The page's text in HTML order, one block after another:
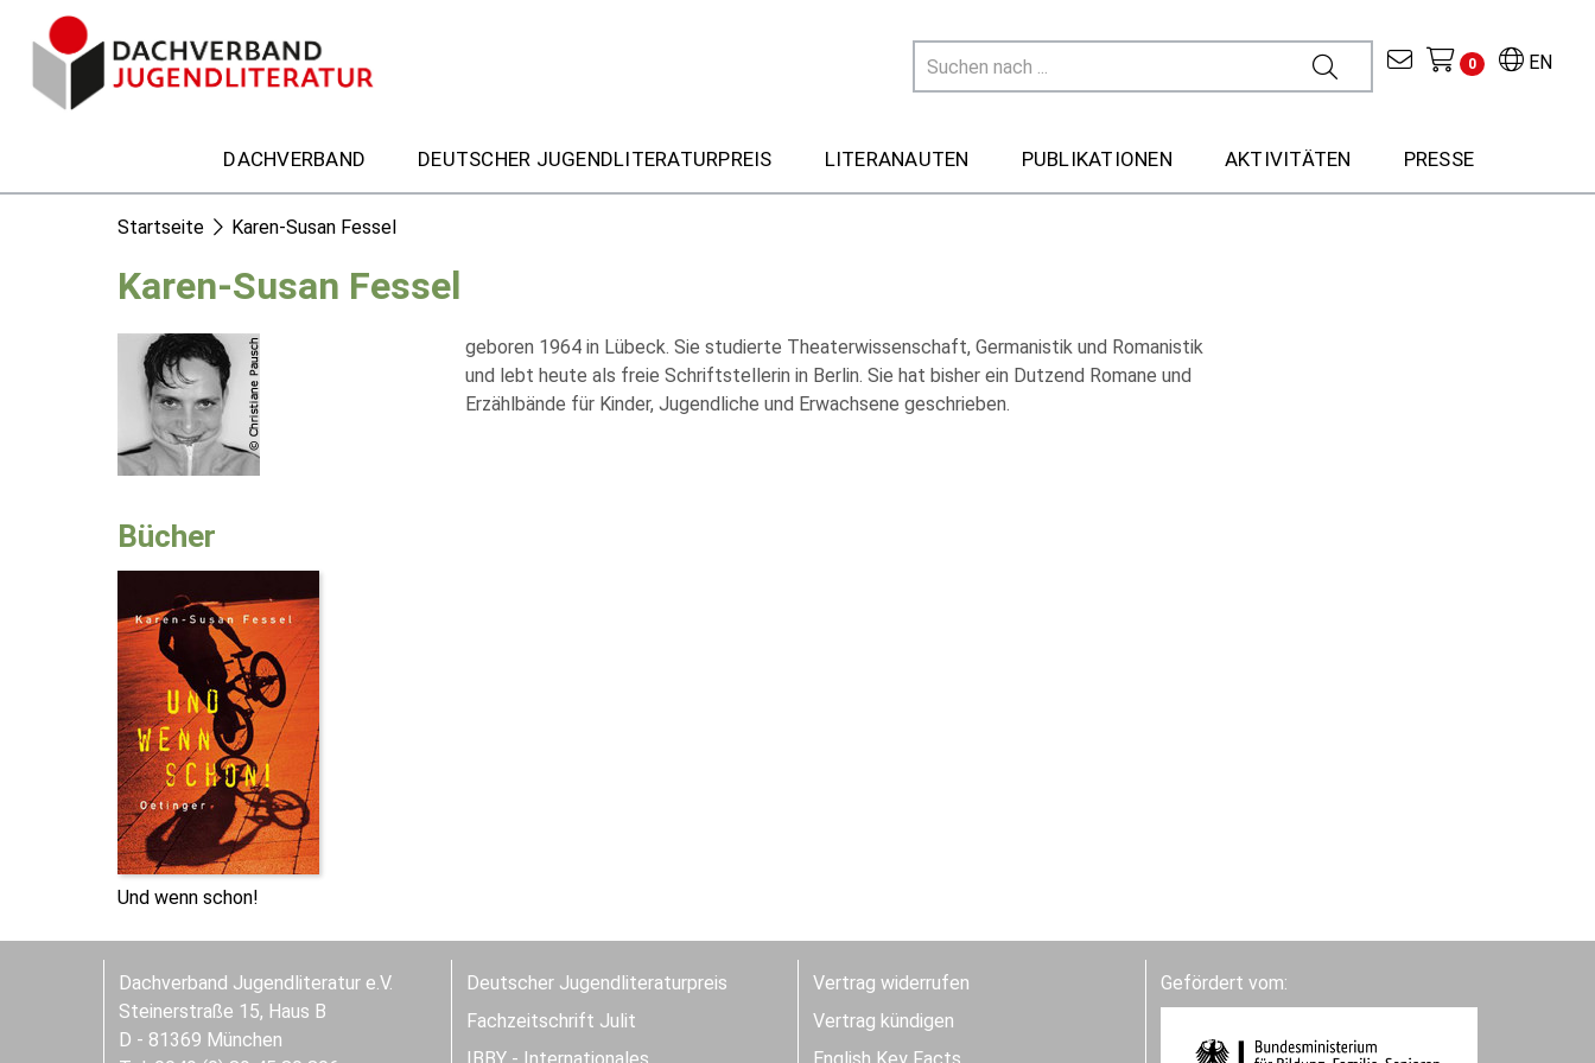
EN
0
DACHVERBAND DEUTSCHER JUGENDLITERATURPREIS LITERANAUTEN PUBLIKATIONEN AKTIVITÄTEN PRESSE
Startseite Karen-Susan Fessel
Karen-Susan Fessel
geboren 1964 in Lübeck. Sie studierte Theaterwissenschaft, Germanistik und Romanistik
und lebt heute als freie Schriftstellerin in Berlin. Sie hat bisher ein Dutzend Romane und
Erzählbände für Kinder, Jugendliche und Erwachsene geschrieben.
Bücher
Und wenn schon!
Dachverband Jugendliteratur e.V.
Steinerstraße 15, Haus B
D - 81369 München
Deutscher Jugendliteraturpreis
Fachzeitschrift Julit
Vertrag widerrufen
Vertrag kündigen
Gefördert vom: